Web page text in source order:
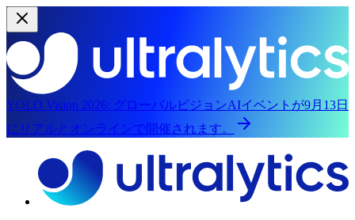
YOLO Vision 2026: グローバルビジョンAIイベントが9月13日
にリアルとオンラインで開催されます。